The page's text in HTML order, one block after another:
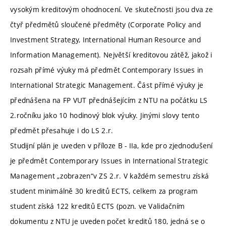
vysokým kreditovým ohodnocení. Ve skutečnosti jsou dva ze
čtyř předmětů sloučené předměty (Corporate Policy and
Investment Strategy, International Human Resource and
Information Management). Největší kreditovou zátěž, jakož i
rozsah přímé výuky má předmět Contemporary Issues in
International Strategic Management. Část přímé výuky je
přednášena na FP VUT přednášejícím z NTU na počátku LS
2.ročníku jako 10 hodinový blok výuky. Jinými slovy tento
předmět přesahuje i do LS 2.r.
Studijní plán je uveden v příloze B - IIa, kde pro zjednodušení
je předmět Contemporary Issues in International Strategic
Management „zobrazen“v ZS 2.r. V každém semestru získá
student minimálně 30 kreditů ECTS, celkem za program
student získá 122 kreditů ECTS (pozn. ve Validačním
dokumentu z NTU je uveden počet kreditů 180, jedná se o